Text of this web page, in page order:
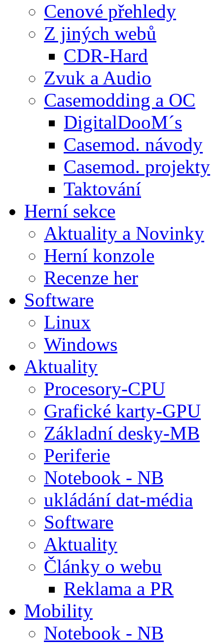
Cenové přehledy
Z jiných webů
CDR-Hard
Zvuk a Audio
Casemodding a OC
DigitalDooM´s
Casemod. návody
Casemod. projekty
Taktování
Herní sekce
Aktuality a Novinky
Herní konzole
Recenze her
Software
Linux
Windows
Aktuality
Procesory-CPU
Grafické karty-GPU
Základní desky-MB
Periferie
Notebook - NB
ukládání dat-média
Software
Aktuality
Články o webu
Reklama a PR
Mobility
Notebook - NB